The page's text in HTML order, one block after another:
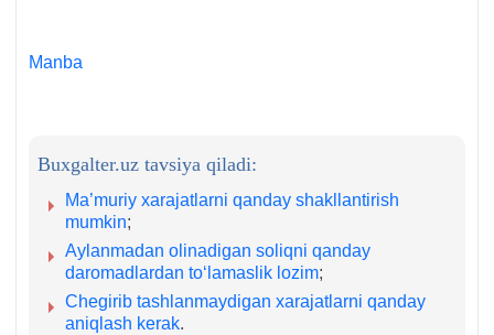
Manba
Buxgalter.uz tavsiya qiladi:
Ma’muriy хarajatlarni qanday shakllantirish
mumkin;
Aylanmadan olinadigan soliqni qanday
daromadlardan toʻlamaslik lozim;
Chegirib tashlanmaydigan хarajatlarni qanday
aniqlash kerak.